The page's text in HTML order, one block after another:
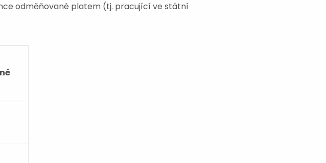
odměňované platem (tj. pracující ve státní